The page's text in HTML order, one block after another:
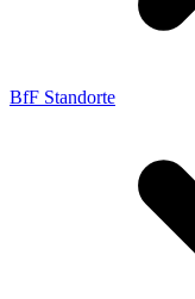
BfF Standorte